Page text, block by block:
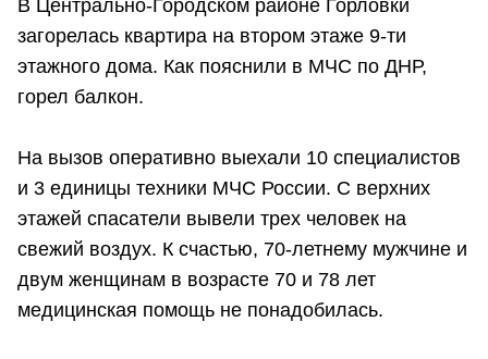
В Центрально-Городском районе Горловки
загорелась квартира на втором этаже 9-ти
этажного дома. Как пояснили в МЧС по ДНР,
горел балкон.
На вызов оперативно выехали 10 специалистов
и 3 единицы техники МЧС России. С верхних
этажей спасатели вывели трех человек на
свежий воздух. К счастью, 70-летнему мужчине и
двум женщинам в возрасте 70 и 78 лет
медицинская помощь не понадобилась.